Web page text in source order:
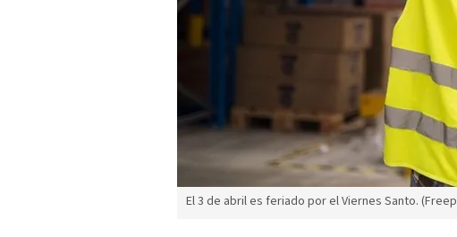
El 3 de abril es feriado por el Viernes Santo.